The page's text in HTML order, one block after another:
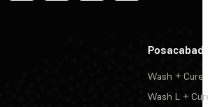
Wash + Cure
Wash L +